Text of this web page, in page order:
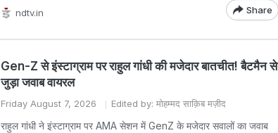
ndtv.in Share
Gen-Z से इंस्टाग्राम पर राहुल गांधी की मजेदार बातचीत! बैटमैन से
जुड़ा जवाब वायरल
Friday August 7, 2026 Edited by: मोहम्मद साक़िब मज़ीद
राहुल गांधी ने इंस्टाग्राम पर AMA सेशन में GenZ के मजेदार सवालों का जवाब